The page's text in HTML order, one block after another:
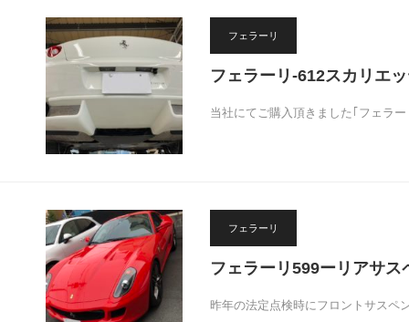
フェラーリ
フェラーリ-612スカリエ
当社にてご購入頂きました｢フェラ
フェラーリ
フェラーリ599ーリアサス
昨年の法定点検時にフロントサス